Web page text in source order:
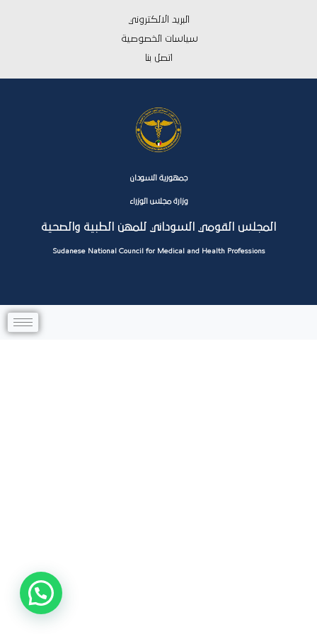
البريد الالكتروني
سياسات الخصوصية
اتصل بنا
جمهورية السودان
وزارة مجلس الوزراء
المجلس القومي السوداني للمهن الطبية والصحية
Sudanese National Council for Medical and Health Professions